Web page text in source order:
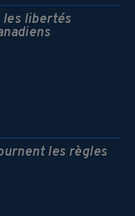
les libertés
les règles